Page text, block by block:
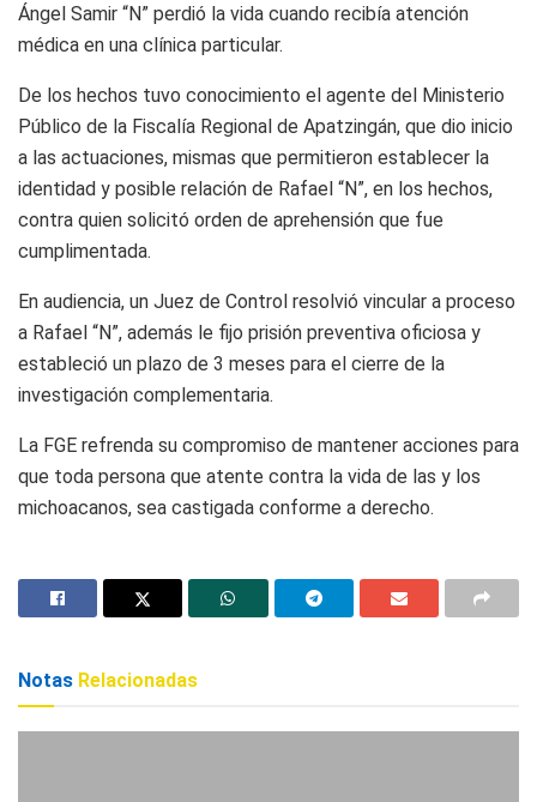
Ángel Samir “N” perdió la vida cuando recibía atención
médica en una clínica particular.
De los hechos tuvo conocimiento el agente del Ministerio
Público de la Fiscalía Regional de Apatzingán, que dio inicio
a las actuaciones, mismas que permitieron establecer la
identidad y posible relación de Rafael “N”, en los hechos,
contra quien solicitó orden de aprehensión que fue
cumplimentada.
En audiencia, un Juez de Control resolvió vincular a proceso
a Rafael “N”, además le fijo prisión preventiva oficiosa y
estableció un plazo de 3 meses para el cierre de la
investigación complementaria.
La FGE refrenda su compromiso de mantener acciones para
que toda persona que atente contra la vida de las y los
michoacanos, sea castigada conforme a derecho.
Notas Relacionadas